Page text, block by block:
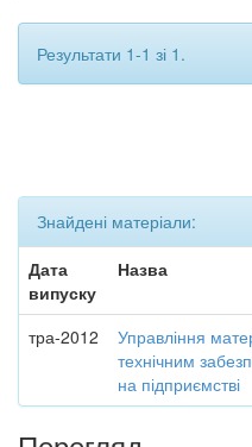
Результати 1-1 зі 1.
Знайдені матеріали:
Дата
випуску
Назва
тра-2012
Управління
технічним
на підприємстві